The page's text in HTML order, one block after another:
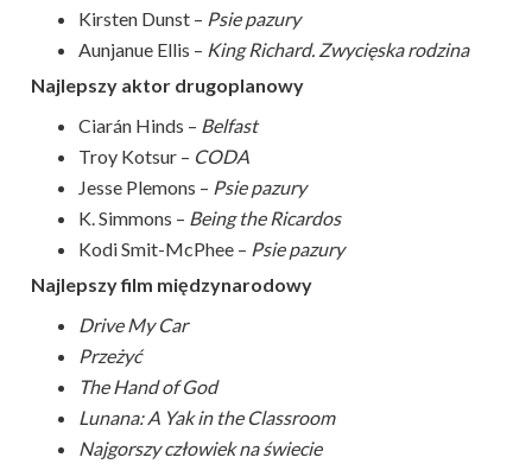
Kirsten Dunst – Psie pazury
Aunjanue Ellis – King Richard. Zwycięska rodzina
Najlepszy aktor drugoplanowy
Ciarán Hinds – Belfast
Troy Kotsur – CODA
Jesse Plemons – Psie pazury
K. Simmons – Being the Ricardos
Kodi Smit-McPhee – Psie pazury
Najlepszy film międzynarodowy
Drive My Car
Przeżyć
The Hand of God
Lunana: A Yak in the Classroom
Najgorszy człowiek na świecie